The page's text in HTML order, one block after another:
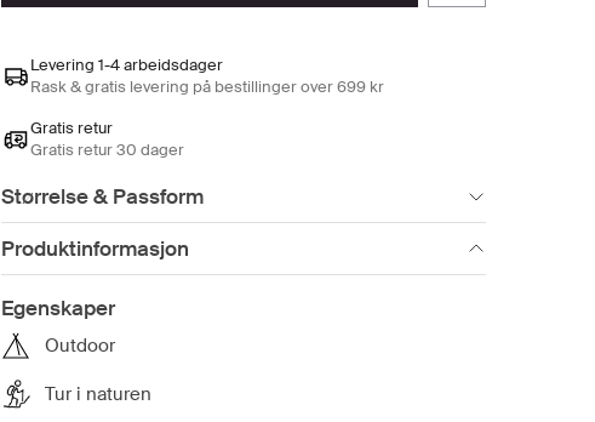
Levering 1-4 arbeidsdager
Rask & gratis levering på bestillinger over 699 kr
Gratis retur
Gratis retur 30 dager
Størrelse & Passform
Produktinformasjon
Egenskaper
Outdoor
Tur i naturen